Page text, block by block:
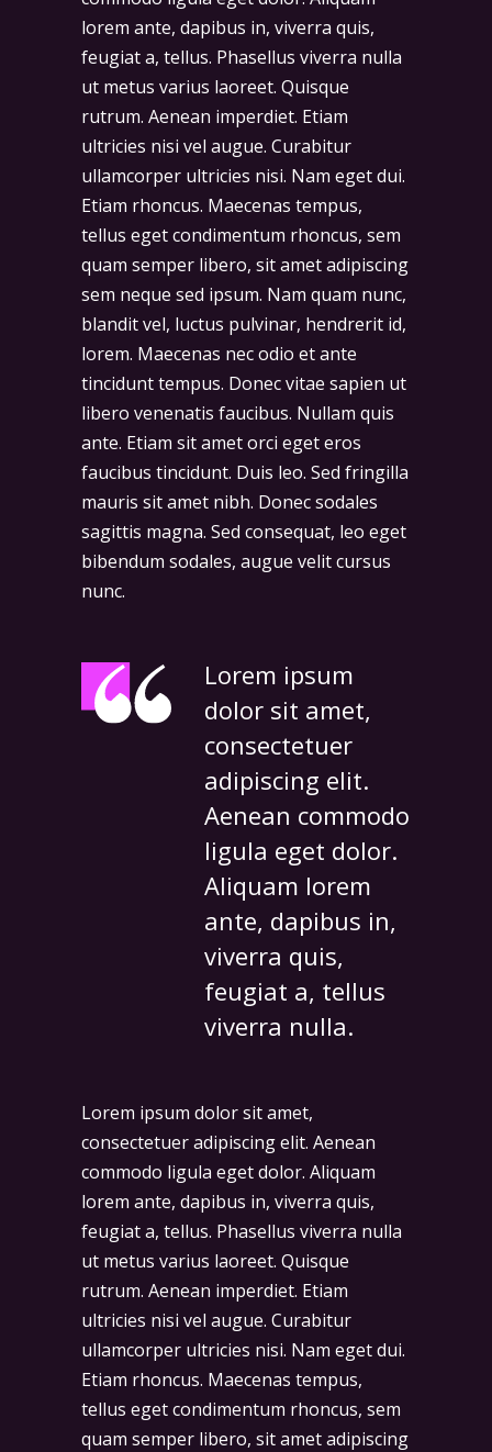
lorem ante, dapibus in, viverra quis,
feugiat a, tellus. Phasellus viverra nulla
ut metus varius laoreet. Quisque
rutrum. Aenean imperdiet. Etiam
ultricies nisi vel augue. Curabitur
ullamcorper ultricies nisi. Nam eget dui.
Etiam rhoncus. Maecenas tempus,
tellus eget condimentum rhoncus, sem
quam semper libero, sit amet adipiscing
sem neque sed ipsum. Nam quam nunc,
blandit vel, luctus pulvinar, hendrerit id,
lorem. Maecenas nec odio et ante
tincidunt tempus. Donec vitae sapien ut
libero venenatis faucibus. Nullam quis
ante. Etiam sit amet orci eget eros
faucibus tincidunt. Duis leo. Sed fringilla
mauris sit amet nibh. Donec sodales
sagittis magna. Sed consequat, leo eget
bibendum sodales, augue velit cursus
nunc.
Lorem ipsum
dolor sit amet,
consectetuer
adipiscing elit.
Aenean commodo
ligula eget dolor.
Aliquam lorem
ante, dapibus in,
viverra quis,
feugiat a, tellus
viverra nulla.
Lorem ipsum dolor sit amet,
consectetuer adipiscing elit. Aenean
commodo ligula eget dolor. Aliquam
lorem ante, dapibus in, viverra quis,
feugiat a, tellus. Phasellus viverra nulla
ut metus varius laoreet. Quisque
rutrum. Aenean imperdiet. Etiam
ultricies nisi vel augue. Curabitur
ullamcorper ultricies nisi. Nam eget dui.
Etiam rhoncus. Maecenas tempus,
tellus eget condimentum rhoncus, sem
quam semper libero, sit amet adipiscing